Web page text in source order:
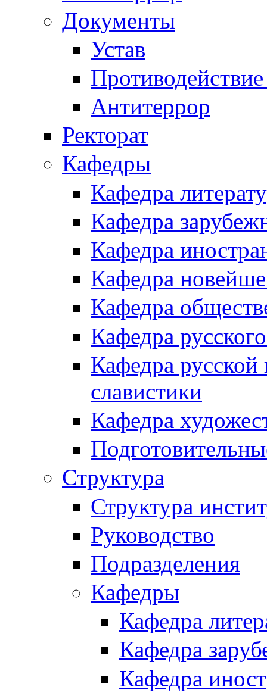
Документы
Устав
Антитеррор
Ректорат
Кафедры
Кафедра
Кафедра
Кафедра
Кафедра
Кафедра
Кафедра
Кафедра русской
славистики
Кафедра
Структура
Структура
Руководство
Подразделения
Кафедры
Кафедра
Кафедра
Кафедра